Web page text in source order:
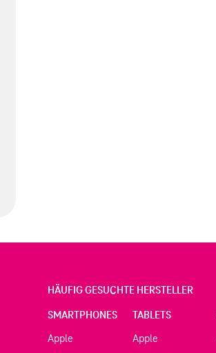
HÄUFIG GESUCHTE HERSTELLER
SMARTPHONES
Apple
TABLETS
Apple